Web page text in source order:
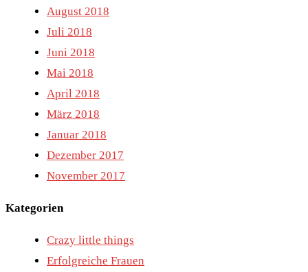
August 2018
Juli 2018
Juni 2018
Mai 2018
April 2018
März 2018
Januar 2018
Dezember 2017
November 2017
Kategorien
Crazy little things
Erfolgreiche Frauen